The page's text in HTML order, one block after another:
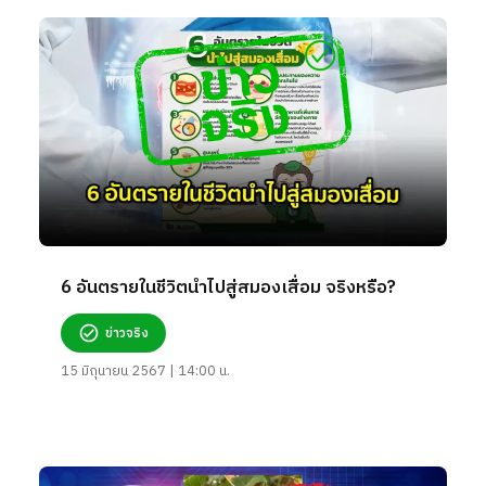
6 อันตรายในชีวิตนำไปสู่สมองเสื่อม จริงหรือ?
ข่าวจริง
15 มิถุนายน 2567 | 14:00 น.